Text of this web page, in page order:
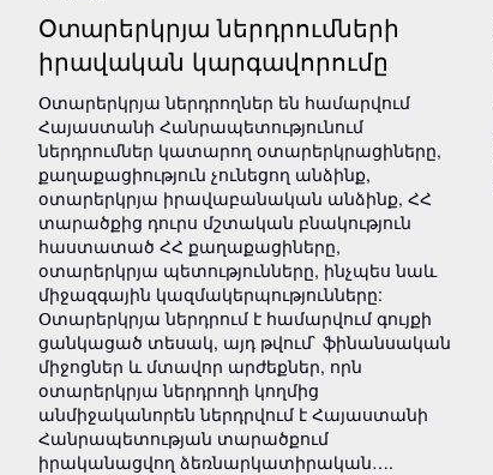
Օտարերկրյա ներդրումների
իրավական կարգավորումը
Օտարերկրյա ներդրողներ են համարվում
Հայաստանի Հանրապետությունում
ներդրումներ կատարող օտարերկրացիները,
քաղաքացիություն չունեցող անձինք,
օտարերկրյա իրավաբանական անձինք, ՀՀ
տարածքից դուրս մշտական բնակություն
հաստատած ՀՀ քաղաքացիները,
օտարերկրյա պետությունները, ինչպես նաև
միջազգային կազմակերպությունները:
Օտարերկրյա ներդրում է համարվում գույքի
ցանկացած տեսակ, այդ թվում` ֆինանսական
միջոցներ և մտավոր արժեքներ, որն
օտարերկրյա ներդրողի կողմից
անմիջականորեն ներդրվում է Հայաստանի
Հանրապետության տարածքում
իրականացվող ձեռնարկատիրական….